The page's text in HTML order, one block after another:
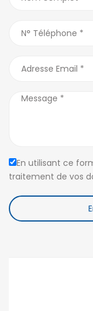
En utilisant ce
traitement de vos